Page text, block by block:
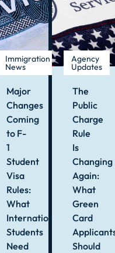
Immigration
News
Major
Changes
Coming
to F-
1
Student
Visa
Rules:
What
International
Students
Need
Agency
Updates
The
Public
Charge
Rule
Is
Changing
Again:
What
Green
Card
Should